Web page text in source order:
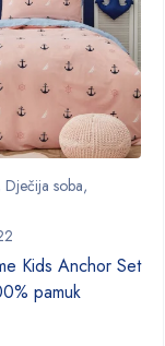
Dječija soba,
Kids Anchor Set
pamuk